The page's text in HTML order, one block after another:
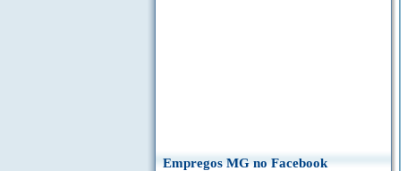
Empregos MG no Facebook